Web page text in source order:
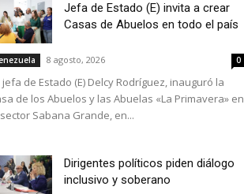
Jefa de Estado (E) invita a crear
Casas de Abuelos en todo el país
8 agosto, 2026 0
jefa de Estado (E) Delcy Rodríguez, inauguró la
de los Abuelos y las Abuelas «La Primavera» en
Sabana Grande, en...
Dirigentes políticos piden diálogo
inclusivo y soberano